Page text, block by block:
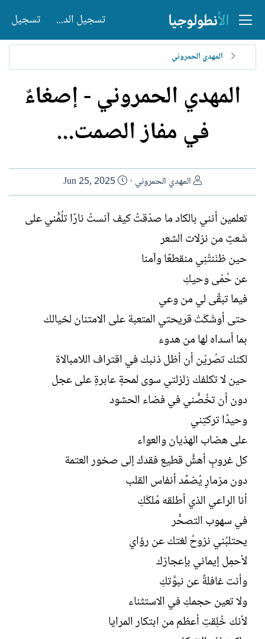
تسجيل الدخول تسجيل
المهدي الحمروني
المهدي الحمروني - إصغاءٌ
في مفاز الصمت...
ا
ل
ك
ا
ت
المهدي الحمروني
ت
ا
ي
ا
Jun 25, 2025
تعلمين أنني بالكاد ما صدّقتُ كيف آنستُ نارًا تلُمُّني على
شَعثٍ من نزلات الشعر
حين ظنَنتُنِي منقطعًا وآمنا
عن حُمّى وحيكِ
فيما تبقَّى لي من وعي
حتى أوشَكَتْ قريحتي المتعبة على الامتنان لخيالك
بما أسداه لها من هدوء
لكنك تصُريّن أن أظل ذنبك في اقتراف اللامبالاة
حين لا تكلفك زلزلتي سوى لمحةٍ عابرةٍ على عجل
دون أن تخُصُّني في فضاء الحشود
وحيدًا تركتِني
على هضاب الهذيان والعواء
كل غروبٍ أهشُّ قطيع فقدك إلى صخور العتمة
دون مزمارٍ يُضمِّد أنفاس القلب
أنا الراعي الذي أطلقه مُلكَكِ
في سهوب التصحُّر
يحتلبُني نزوحُ لغتك عن رؤاي
لأحمِل إيماني بإعجازك
وأنت غافلةٌ عن نبوَّتكِ
ولا تعين حجمكِ في الاستثناء
لأنك خُلِقتِ أعظم من ابتكار المرايا